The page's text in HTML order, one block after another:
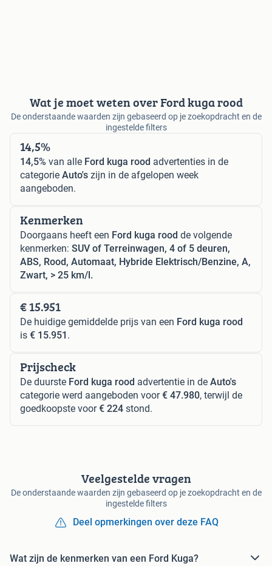
Wat je moet weten over Ford kuga rood
De onderstaande waarden zijn gebaseerd op je zoekopdracht en de
ingestelde filters
14,5%
14,5% van alle Ford kuga rood advertenties in de
categorie Auto's zijn in de afgelopen week
aangeboden.
Kenmerken
Doorgaans heeft een Ford kuga rood de volgende
kenmerken: SUV of Terreinwagen, 4 of 5 deuren,
ABS, Rood, Automaat, Hybride Elektrisch/Benzine, A,
Zwart, > 25 km/l.
€ 15.951
De huidige gemiddelde prijs van een Ford kuga rood
is € 15.951 .
Prijscheck
De duurste Ford kuga rood advertentie in de Auto's
categorie werd aangeboden voor€ 47.980, terwijl de
goedkoopste voor€ 224 stond.
Veelgestelde vragen
De onderstaande waarden zijn gebaseerd op je zoekopdracht en de
ingestelde filters
Deel opmerkingen over deze FAQ
Wat zijn de kenmerken van een Ford Kuga?